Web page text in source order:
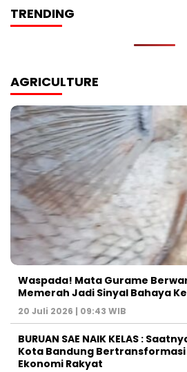
TRENDING
AGRICULTURE
Waspada! Mata Gurame
Memerah Jadi Sinyal Bahaya
20 Juli 2026 | 09:43 WIB
BURUAN SAE NAIK KELAS :
Kota Bandung
Ekonomi Rakyat